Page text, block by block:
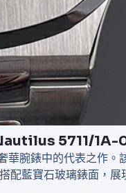
5711/1A-
腕錶中的代表之作。
藍寶石玻璃錶面，展